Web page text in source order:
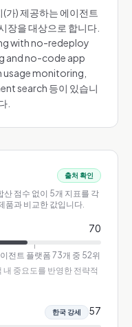
) 제공하는 에이전트
장을 대상으로 합니다.
with no-redeploy
and no-code app
monitoring,
search 등이 있습니
.
출처 확인
산 점수 없이 5개 지표를 각
품과 비교한 값입니다.
70
이전트 플랫폼 73개 중 52위
내 중요도를 반영한 전략적
한국 강세 57